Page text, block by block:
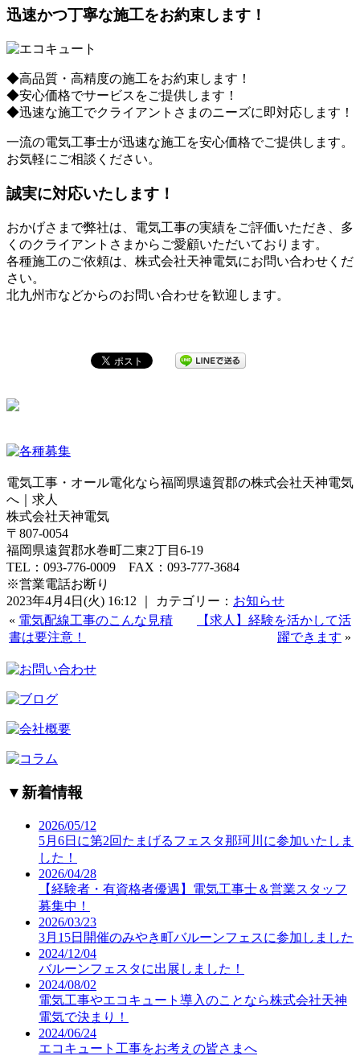
迅速かつ丁寧な施工をお約束します！
◆高品質・高精度の施工をお約束します！
◆安心価格でサービスをご提供します！
◆迅速な施工でクライアントさまのニーズに即対応します！
一流の電気工事士が迅速な施工を安心価格でご提供します。
お気軽にご相談ください。
誠実に対応いたします！
おかげさまで弊社は、電気工事の実績をご評価いただき、多
くのクライアントさまからご愛顧いただいております。
各種施工のご依頼は、株式会社天神電気にお問い合わせくだ
さい。
北九州市などからのお問い合わせを歓迎します。
電気工事・オール電化なら福岡県遠賀郡の株式会社天神電気
へ｜求人
株式会社天神電気
〒807-0054
福岡県遠賀郡水巻町二東2丁目6-19
TEL：093-776-0009 FAX：093-777-3684
※営業電話お断り
2023年4月4日(火) 16:12 ｜ カテゴリー： お知らせ
« 電気配線工事のこんな見積
書は要注意！
【求人】経験を活かして活
躍できます »
▼新着情報
2026/05/12
5月6日に第2回たまげるフェスタ那珂川に参加いたしま
した！
2026/04/28
【経験者・有資格者優遇】電気工事士＆営業スタッフ
募集中！
2026/03/23
3月15日開催のみやき町バルーンフェスに参加しました
2024/12/04
バルーンフェスタに出展しました！
2024/08/02
電気工事やエコキュート導入のことなら株式会社天神
電気で決まり！
2024/06/24
エコキュート工事をお考えの皆さまへ